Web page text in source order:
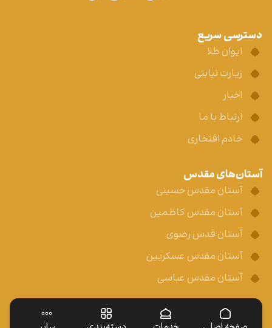
دسترسی سریع
ایوان طلا
زیارت نیابتی
اخبار
ارتباط با ما
خادم افتخاری
آستان‌های مقدس
آستان مقدس حسینی
آستان مقدس کاظمین
آستان قدس رضوی
آستان مقدس عسکریین
آستان مقدس عباسی